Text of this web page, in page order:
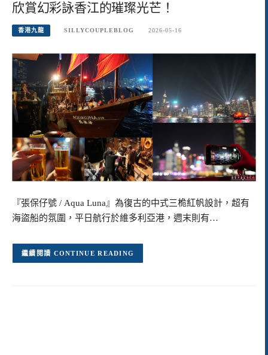
欣賞幻彩詠香江的璀璨光芒！
香港九龍 SILLYCOUPLEBLOG 2026-05-16
『張保仔號 / Aqua Luna』為復古的中式三桅紅帆設計，超有
海盜船的氛圍，平日航行於維多利亞港，週末則有…
CONTINUE READING